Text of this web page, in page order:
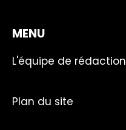
MENU
L'équipe de rédaction
Plan du site